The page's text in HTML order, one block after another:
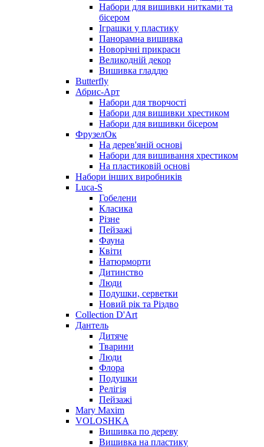
Набори для вишивки нитками та
бісером
Іграшки у пластику
Панорамна вишивка
Новорічні прикраси
Великодній декор
Вишивка гладдю
Butterfly
Абрис-Арт
Набори для творчості
Набори для вишивки хрестиком
Набори для вишивки бісером
ФрузелОк
На дерев'яній основі
Набори для вишивання хрестиком
На пластиковій основі
Набори інших виробників
Luca-S
Гобелени
Класика
Різне
Пейзажі
Фауна
Квіти
Натюрморти
Дитинство
Люди
Подушки, серветки
Новий рік та Різдво
Collection D'Art
Дантель
Дитяче
Тварини
Люди
Флора
Подушки
Релігія
Пейзажі
Mary Maxim
VOLOSHKA
Вишивка по дереву
Вишивка на пластику